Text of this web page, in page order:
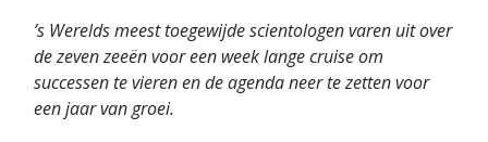
’s Werelds meest toegewijde scientologen varen uit over
de zeven zeeën voor een week lange cruise om
successen te vieren en de agenda neer te zetten voor
een jaar van groei.